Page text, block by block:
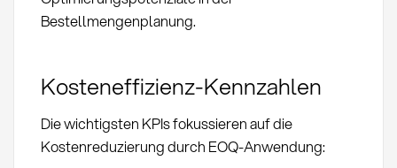
Bestellmengenplanung.
Kosteneffizienz-Kennzahlen
Die wichtigsten KPIs fokussieren auf die
Kostenreduzierung durch EOQ-Anwendung: